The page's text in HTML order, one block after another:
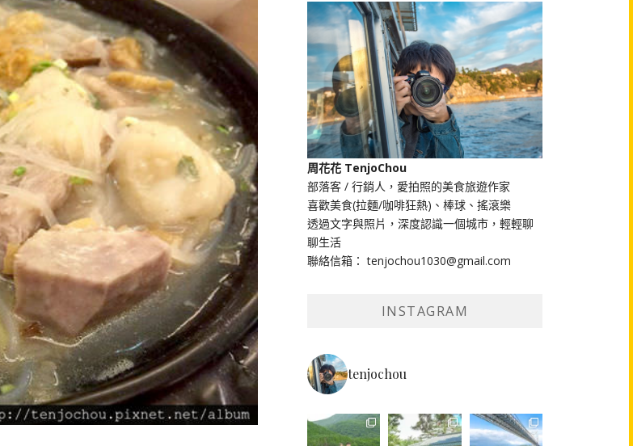
周花花 TenjoChou
部落客 / 行銷人，愛拍照的美食旅遊作家
喜歡美食(拉麵/咖啡狂熱)、棒球、搖滾樂
透過文字與照片，深度認識一個城市，輕輕聊
聊生活
聯絡信箱： tenjochou1030@gmail.com
INSTAGRAM
tenjochou